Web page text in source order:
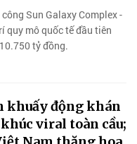
Sun Galaxy Complex -
quy mô quốc tế đầu tiên
tỷ đồng.
khuấy động khán
viral toàn cầu;